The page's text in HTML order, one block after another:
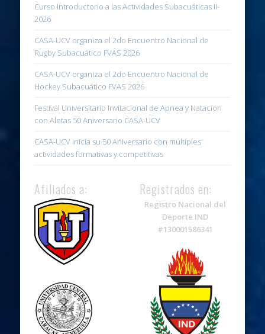
Curso Introductorio a las Actividades Subacuáticas II-
2026
CASA-UCV organiza el 2do Encuentro Nacional de
Rugby Subacuático FVAS 2026
CASA-UCV organiza el 2do Encuentro Nacional de
Hockey Subacuático FVAS 2026
Festival Universitario Invitacional de Apnea y Natación
con Aletas 50 Aniversario CASA-UCV
CASA-UCV inicia su 50 Aniversario con múltiples
actividades formativas y competitivas
Afiliados a: Registrados en:
Registro Nacional del
Deporte IND
#130001586341